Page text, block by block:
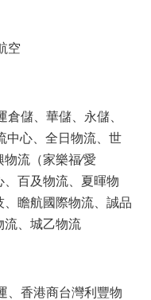
空
儲、華儲、永儲、
中心、全日物流、世
流（家樂福∕愛
百及物流、夏暉物
瞻航國際物流、誠品
流、城乙物流
、香港商台灣利豐物